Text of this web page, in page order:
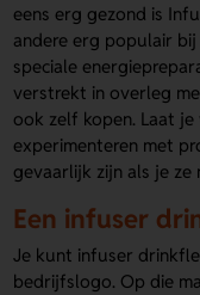
eens erg gezond is
andere erg populair
speciale
verstrekt in overleg
ook zelf kopen. Laat
experimenteren met
gevaarlijk zijn als je
Een infuser
Je kunt infuser
bedrijfslogo. Op die